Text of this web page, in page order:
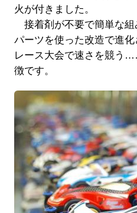
火が付きました。
接着剤が不要で簡単な組
パーツを使った改造で進
レース大会で速さを競う
徴です。